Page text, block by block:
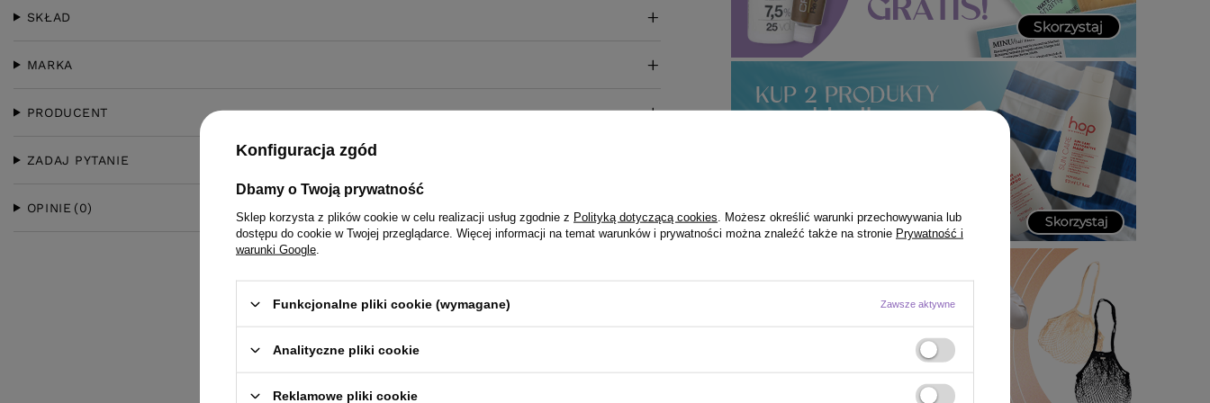
SKŁAD
MARKA
PRODUCENT
ZADAJ PYTANIE
OPINIE (0)
Konfiguracja zgód
Dbamy o Twoją prywatność
Sklep korzysta z plików cookie w celu realizacji usług zgodnie z Polityką dotyczącą cookies . Możesz określić warunki przechowywania lub
dostępu do cookie w Twojej przeglądarce. Więcej informacji na temat warunków i prywatności można znaleźć także na stronie Prywatność i
warunki Google
Funkcjonalne pliki cookie (wymagane) Zawsze aktywne
Analityczne pliki cookie
Reklamowe pliki cookie